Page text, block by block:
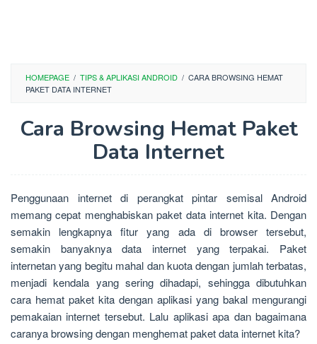
HOMEPAGE / TIPS & APLIKASI ANDROID / CARA BROWSING HEMAT
PAKET DATA INTERNET
Cara Browsing Hemat Paket
Data Internet
Penggunaan internet di perangkat pintar semisal Android
memang cepat menghabiskan paket data internet kita. Dengan
semakin lengkapnya fitur yang ada di browser tersebut,
semakin banyaknya data internet yang terpakai. Paket
internetan yang begitu mahal dan kuota dengan jumlah terbatas,
menjadi kendala yang sering dihadapi, sehingga dibutuhkan
cara hemat paket kita dengan aplikasi yang bakal mengurangi
pemakaian internet tersebut. Lalu aplikasi apa dan bagaimana
caranya browsing dengan menghemat paket data internet kita?